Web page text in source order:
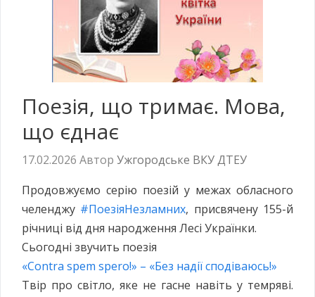
Поезія, що тримає. Мова,
що єднає
17.02.2026 Автор Ужгородське ВКУ ДТЕУ
Продовжуємо серію поезій у межах обласного
челенджу #ПоезіяНезламних, присвячену 155-й
річниці від дня народження Лесі Українки.
Сьогодні звучить поезія
«Contra spem spero!» – «Без надії сподіваюсь!»
Твір про світло, яке не гасне навіть у темряві.